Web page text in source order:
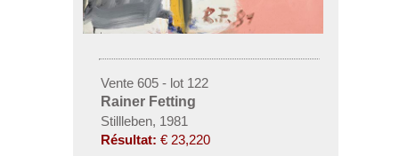
Vente 605 - lot 122
Rainer Fetting
Stillleben, 1981
Résultat: € 23,220